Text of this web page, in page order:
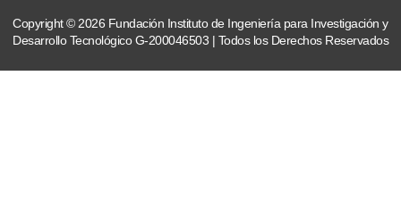
Copyright © 2026 Fundación Instituto de Ingeniería para Investigación y
Desarrollo Tecnológico G-200046503 | Todos los Derechos Reservados